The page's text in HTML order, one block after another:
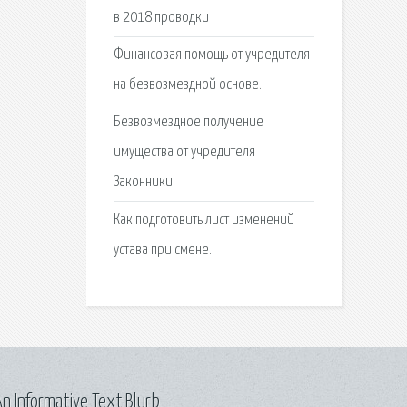
в 2018 проводки
Финансовая помощь от учредителя
на безвозмездной основе.
Безвозмездное получение
имущества от учредителя
Законники.
Как подготовить лист изменений
устава при смене.
Informative Text Blurb